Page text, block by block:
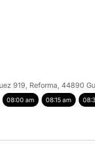
919, Reforma, 44890
08:00 am 08:15 am